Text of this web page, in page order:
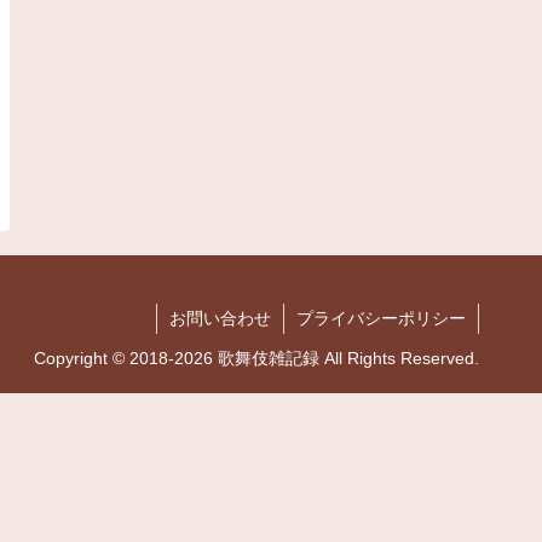
お問い合わせ プライバシーポリシー
Copyright © 2018-2026 歌舞伎雑記録 All Rights Reserved.